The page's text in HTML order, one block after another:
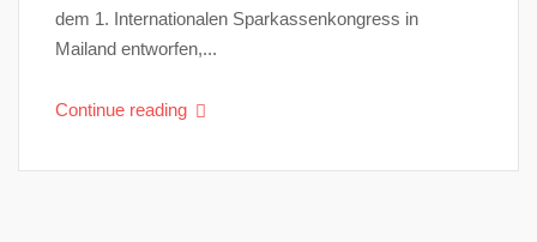
dem 1. Internationalen Sparkassenkongress in
Mailand entworfen,...
Continue reading